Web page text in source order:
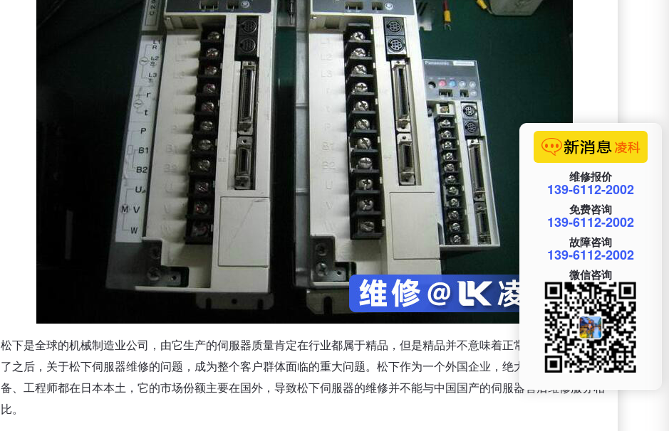
松下是全球的机械制造业公司，由它生产的伺服器质量肯定在行业都属于精品，但是精品并不意味着正常使用不会坏，坏
了之后，关于松下伺服器维修的问题，成为整个客户群体面临的重大问题。松下作为一个外国企业，绝大部分的机器、设
备、工程师都在日本本土，它的市场份额主要在国外，导致松下伺服器的维修并不能与中国国产的伺服器售后维修服务相
比。
维修报价
139-6112-2002
免费咨询
139-6112-2002
故障咨询
139-6112-2002
微信咨询